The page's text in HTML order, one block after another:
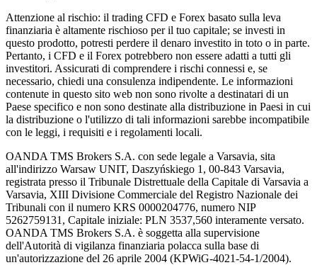
Attenzione al rischio: il trading CFD e Forex basato sulla leva
finanziaria è altamente rischioso per il tuo capitale; se investi in
questo prodotto, potresti perdere il denaro investito in toto o in parte.
Pertanto, i CFD e il Forex potrebbero non essere adatti a tutti gli
investitori. Assicurati di comprendere i rischi connessi e, se
necessario, chiedi una consulenza indipendente. Le informazioni
contenute in questo sito web non sono rivolte a destinatari di un
Paese specifico e non sono destinate alla distribuzione in Paesi in cui
la distribuzione o l'utilizzo di tali informazioni sarebbe incompatibile
con le leggi, i requisiti e i regolamenti locali.
OANDA TMS Brokers S.A. con sede legale a Varsavia, sita
all'indirizzo Warsaw UNIT, Daszyńskiego 1, 00-843 Varsavia,
registrata presso il Tribunale Distrettuale della Capitale di Varsavia a
Varsavia, XIII Divisione Commerciale del Registro Nazionale dei
Tribunali con il numero KRS 0000204776, numero NIP
5262759131, Capitale iniziale: PLN 3537,560 interamente versato.
OANDA TMS Brokers S.A. è soggetta alla supervisione
dell'Autorità di vigilanza finanziaria polacca sulla base di
un'autorizzazione del 26 aprile 2004 (KPWiG-4021-54-1/2004).